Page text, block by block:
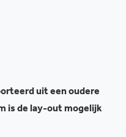
uit een oudere
is de lay-out mogelijk